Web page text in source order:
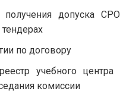
получения допуска
по договору
учебного
комиссии